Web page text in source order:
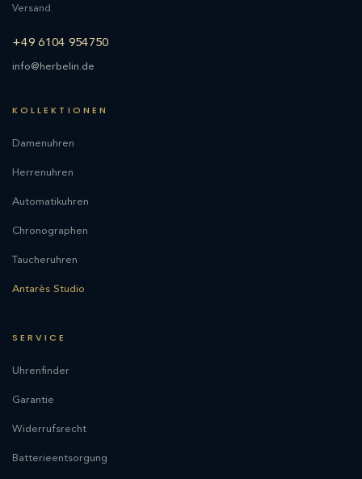
Versand.
+49 6104 954750
info@herbelin.de
KOLLEKTIONEN
Damenuhren
Herrenuhren
Automatikuhren
Chronographen
Taucheruhren
Antarès Studio
SERVICE
Uhrenfinder
Garantie
Widerrufsrecht
Batterieentsorgung